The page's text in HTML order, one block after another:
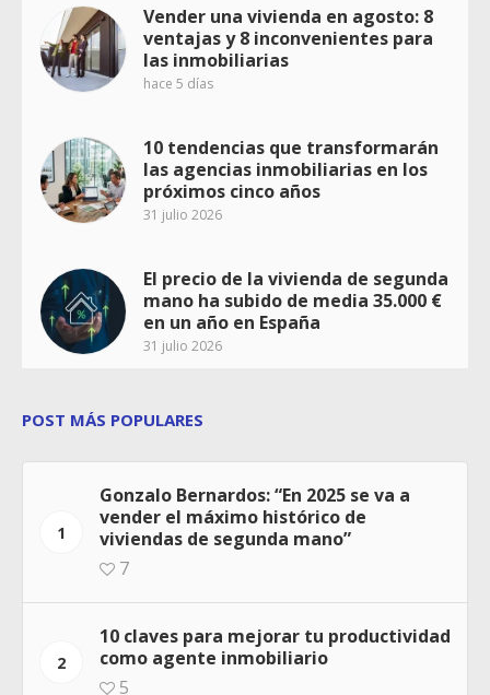
Vender una vivienda en agosto: 8
ventajas y 8 inconvenientes para
las inmobiliarias
hace 5 días
10 tendencias que transformarán
las agencias inmobiliarias en los
próximos cinco años
31 julio 2026
El precio de la vivienda de segunda
mano ha subido de media 35.000 €
en un año en España
31 julio 2026
POST MÁS POPULARES
1
Gonzalo Bernardos: “En 2025 se va a
vender el máximo histórico de
viviendas de segunda mano”
7
2
10 claves para mejorar tu productividad
como agente inmobiliario
5